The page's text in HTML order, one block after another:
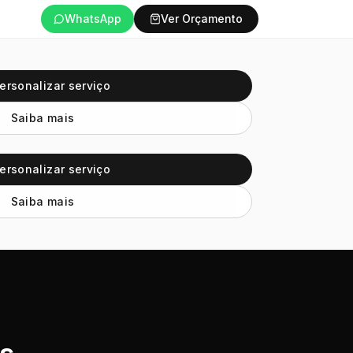
WhatsApp Ver Orçamento
serviço
Saiba mais
serviço
Saiba mais